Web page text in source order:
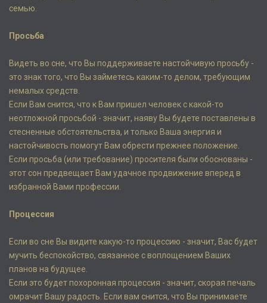
семью.
Просьба
Видеть во сне, что Вы поддерживаете настойчивую просьбу -
это знак того, что Вы займетесь каким-то делом, требующим
немалых средств.
Если Вам снится, что к Вам пришел человек с какой-то
неотложной просьбой - значит, наяву Вы будете поставлены в
стесненные обстоятельства, и только Ваша энергия и
настойчивость помогут Вам обрести прежнее положение.
Если просьба (или требование) просителя были обоснованы -
этот сон предвещает Вам удачное продвижение вперед в
избранной Вами профессии.
Процессия
Если во сне Вы видите какую-то процессию - значит, Вас будет
мучить беспокойство, связанное с воплощением Ваших
планов на будущее.
Если это будет похоронная процессия - значит, скорая печаль
омрачит Вашу радость. Если вам снится, что Вы принимаете